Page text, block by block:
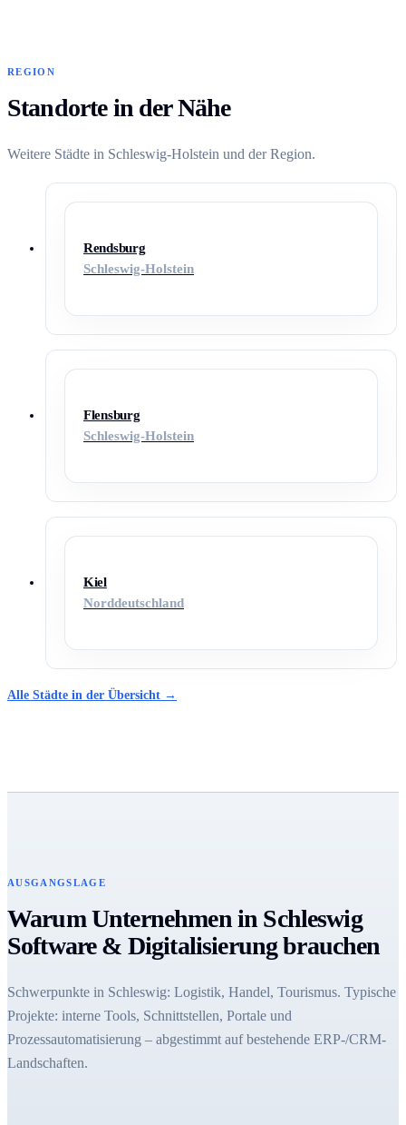
REGION
Standorte in der Nähe
Weitere Städte in Schleswig-Holstein und der Region.
Rendsburg
Schleswig-Holstein
Flensburg
Schleswig-Holstein
Kiel
Norddeutschland
Alle Städte in der Übersicht →
AUSGANGSLAGE
Warum Unternehmen in Schleswig
Software & Digitalisierung brauchen
Schwerpunkte in Schleswig: Logistik, Handel, Tourismus. Typische
Projekte: interne Tools, Schnittstellen, Portale und
Prozessautomatisierung – abgestimmt auf bestehende ERP-/CRM-
Landschaften.